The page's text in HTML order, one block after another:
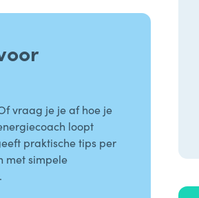
vraag je je af hoe je
loopt
praktische tips per
met simpele